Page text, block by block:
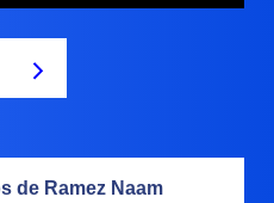
>
de Ramez Naam